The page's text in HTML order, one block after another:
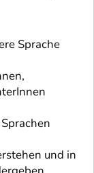
Sprache
und in